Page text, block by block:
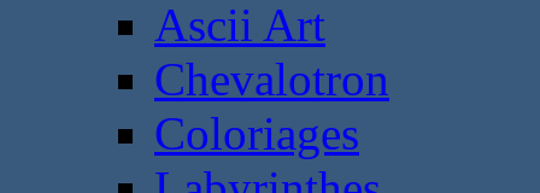
Ascii Art
Chevalotron
Coloriages